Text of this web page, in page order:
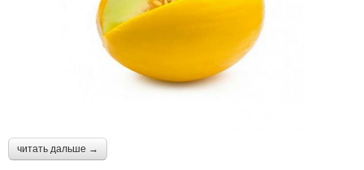
читать дальше →